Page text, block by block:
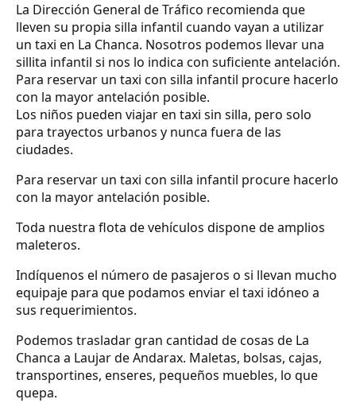
La Dirección General de Tráfico recomienda que
lleven su propia silla infantil cuando vayan a utilizar
un taxi en La Chanca. Nosotros podemos llevar una
sillita infantil si nos lo indica con suficiente antelación.
Para reservar un taxi con silla infantil procure hacerlo
con la mayor antelación posible.
Los niños pueden viajar en taxi sin silla, pero solo
para trayectos urbanos y nunca fuera de las
ciudades.
Para reservar un taxi con silla infantil procure hacerlo
con la mayor antelación posible.
Toda nuestra flota de vehículos dispone de amplios
maleteros.
Indíquenos el número de pasajeros o si llevan mucho
equipaje para que podamos enviar el taxi idóneo a
sus requerimientos.
Podemos trasladar gran cantidad de cosas de La
Chanca a Laujar de Andarax. Maletas, bolsas, cajas,
transportines, enseres, pequeños muebles, lo que
quepa.